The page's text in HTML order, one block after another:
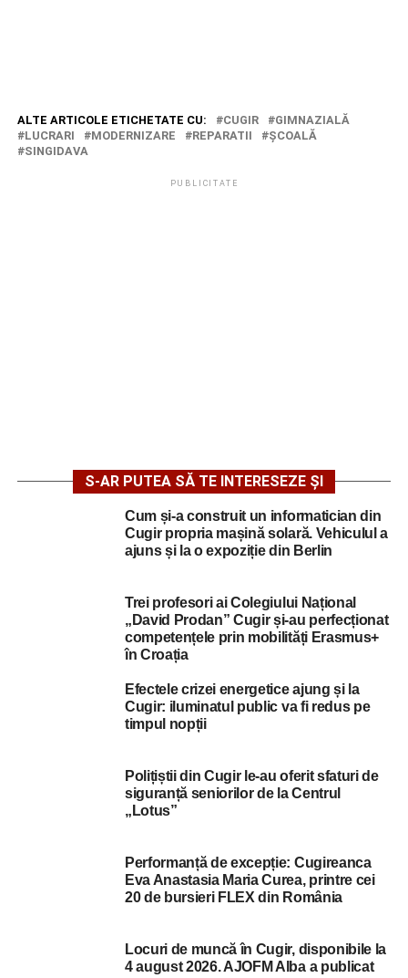
ALTE ARTICOLE ETICHETATE CU: CUGIR
GIMNAZIALĂ
LUCRARI
MODERNIZARE REPARATII
ŞCOALĂ
SINGIDAVA
PUBLICITATE
S-AR PUTEA SĂ TE INTERESEZE ȘI
Cum și-a construit un informatician din
Cugir propria mașină solară. Vehiculul a
ajuns și la o expoziție din Berlin
Trei profesori ai Colegiului Național
„David Prodan” Cugir și-au perfecționat
competențele prin mobilități Erasmus+
în Croația
Efectele crizei energetice ajung și la
Cugir: iluminatul public va fi redus pe
timpul nopții
Polițiștii din Cugir le-au oferit sfaturi de
siguranță seniorilor de la Centrul
„Lotus”
Performanță de excepție: Cugireanca
Eva Anastasia Maria Curea, printre cei
20 de bursieri FLEX din România
Locuri de muncă în Cugir, disponibile la
4 august 2026. AJOFM Alba a publicat